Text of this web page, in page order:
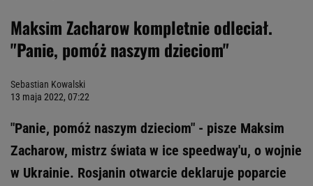
Maksim Zacharow kompletnie odleciał.
"Panie, pomóż naszym dzieciom"
Sebastian Kowalski
13 maja 2022, 07:22
"Panie, pomóż naszym dzieciom" - pisze Maksim
Zacharow, mistrz świata w ice speedway'u, o wojnie
w Ukrainie. Rosjanin otwarcie deklaruje poparcie